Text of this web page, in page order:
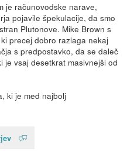
je računovodske narave,
pojavile špekulacije, da smo
Plutonove. Mike Brown s
precej dobro razlaga nekaj
s predpostavko, da se daleč
je vsaj desetkrat masivnejši od
ki je med najbolj